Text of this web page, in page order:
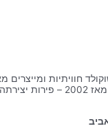
חוויתיות ומייצרים
מערננים ומעוררי השראה מאז